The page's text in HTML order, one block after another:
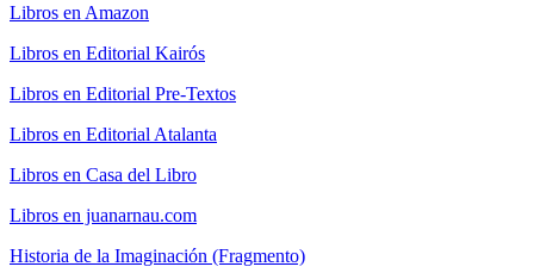
Libros en Amazon
Libros en Editorial Kairós
Libros en Editorial Pre-Textos
Libros en Editorial Atalanta
Libros en Casa del Libro
Libros en juanarnau.com
Historia de la Imaginación (Fragmento)